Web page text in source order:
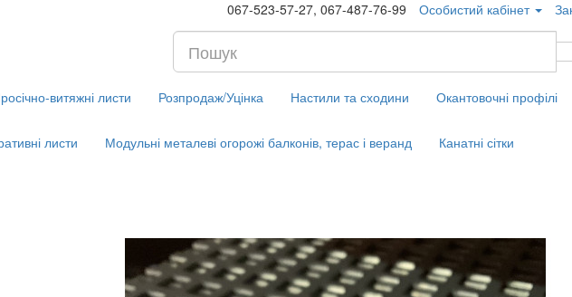
067-523-57-27, 067-487-76-99 Особистий кабінет
витяжні листи Розпродаж/Уцінка Настили та сходини Окантовочні профілі
листи Модульні металеві огорожі балконів, терас і веранд Канатні сітки